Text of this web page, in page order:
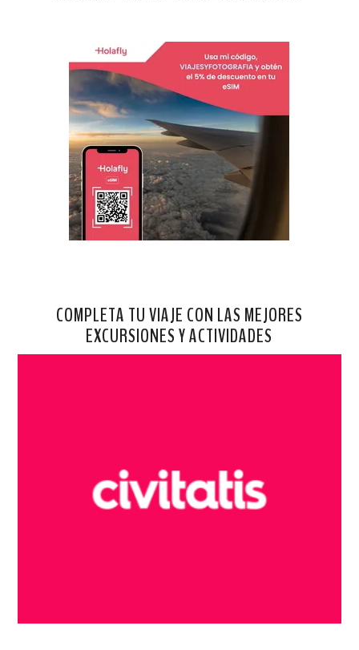
COMPLETA TU VIAJE CON LAS MEJORES
EXCURSIONES Y ACTIVIDADES